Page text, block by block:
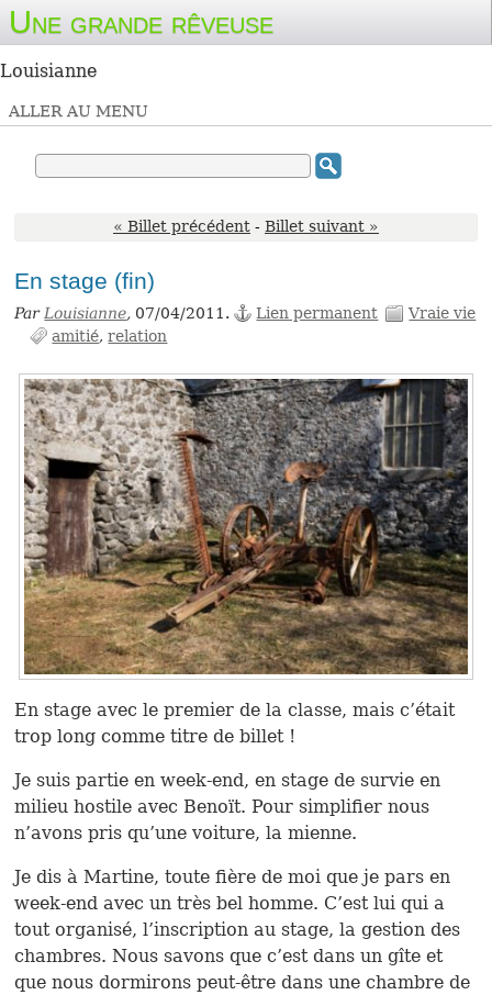
Une grande rêveuse
Louisianne
ALLER AU MENU
« Billet précédent - Billet suivant »
En stage (fin)
ParLouisianne, 07/04/2011. Lien permanent
Vraie vie
amitié relation
En stage avec le premier de la classe, mais c’était
trop long comme titre de billet !
Je suis partie en week-end, en stage de survie en
milieu hostile avec Benoït. Pour simplifier nous
n’avons pris qu’une voiture, la mienne.
Je dis à Martine, toute fière de moi que je pars en
week-end avec un très bel homme. C’est lui qui a
tout organisé, l’inscription au stage, la gestion des
chambres. Nous savons que c’est dans un gîte et
que nous dormirons peut-être dans une chambre de